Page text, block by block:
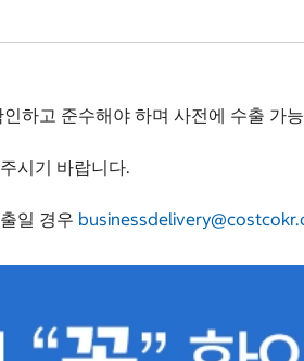
하고 준수해야 하며 사전에 수출 가
시기 바랍니다.
일 경우